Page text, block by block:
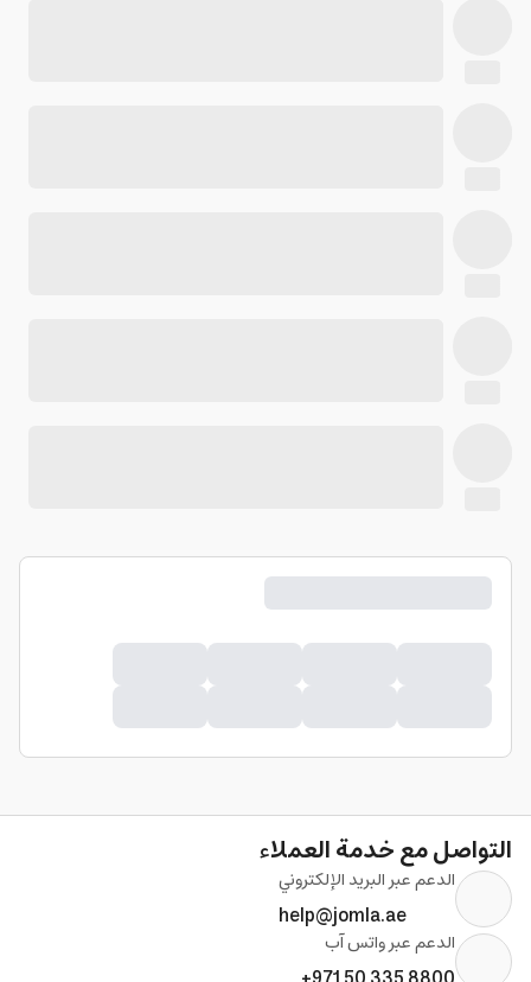
التواصل مع خدمة العملاء
الدعم عبر البريد الإلكتروني
help@jomla.ae
الدعم عبر واتس آب